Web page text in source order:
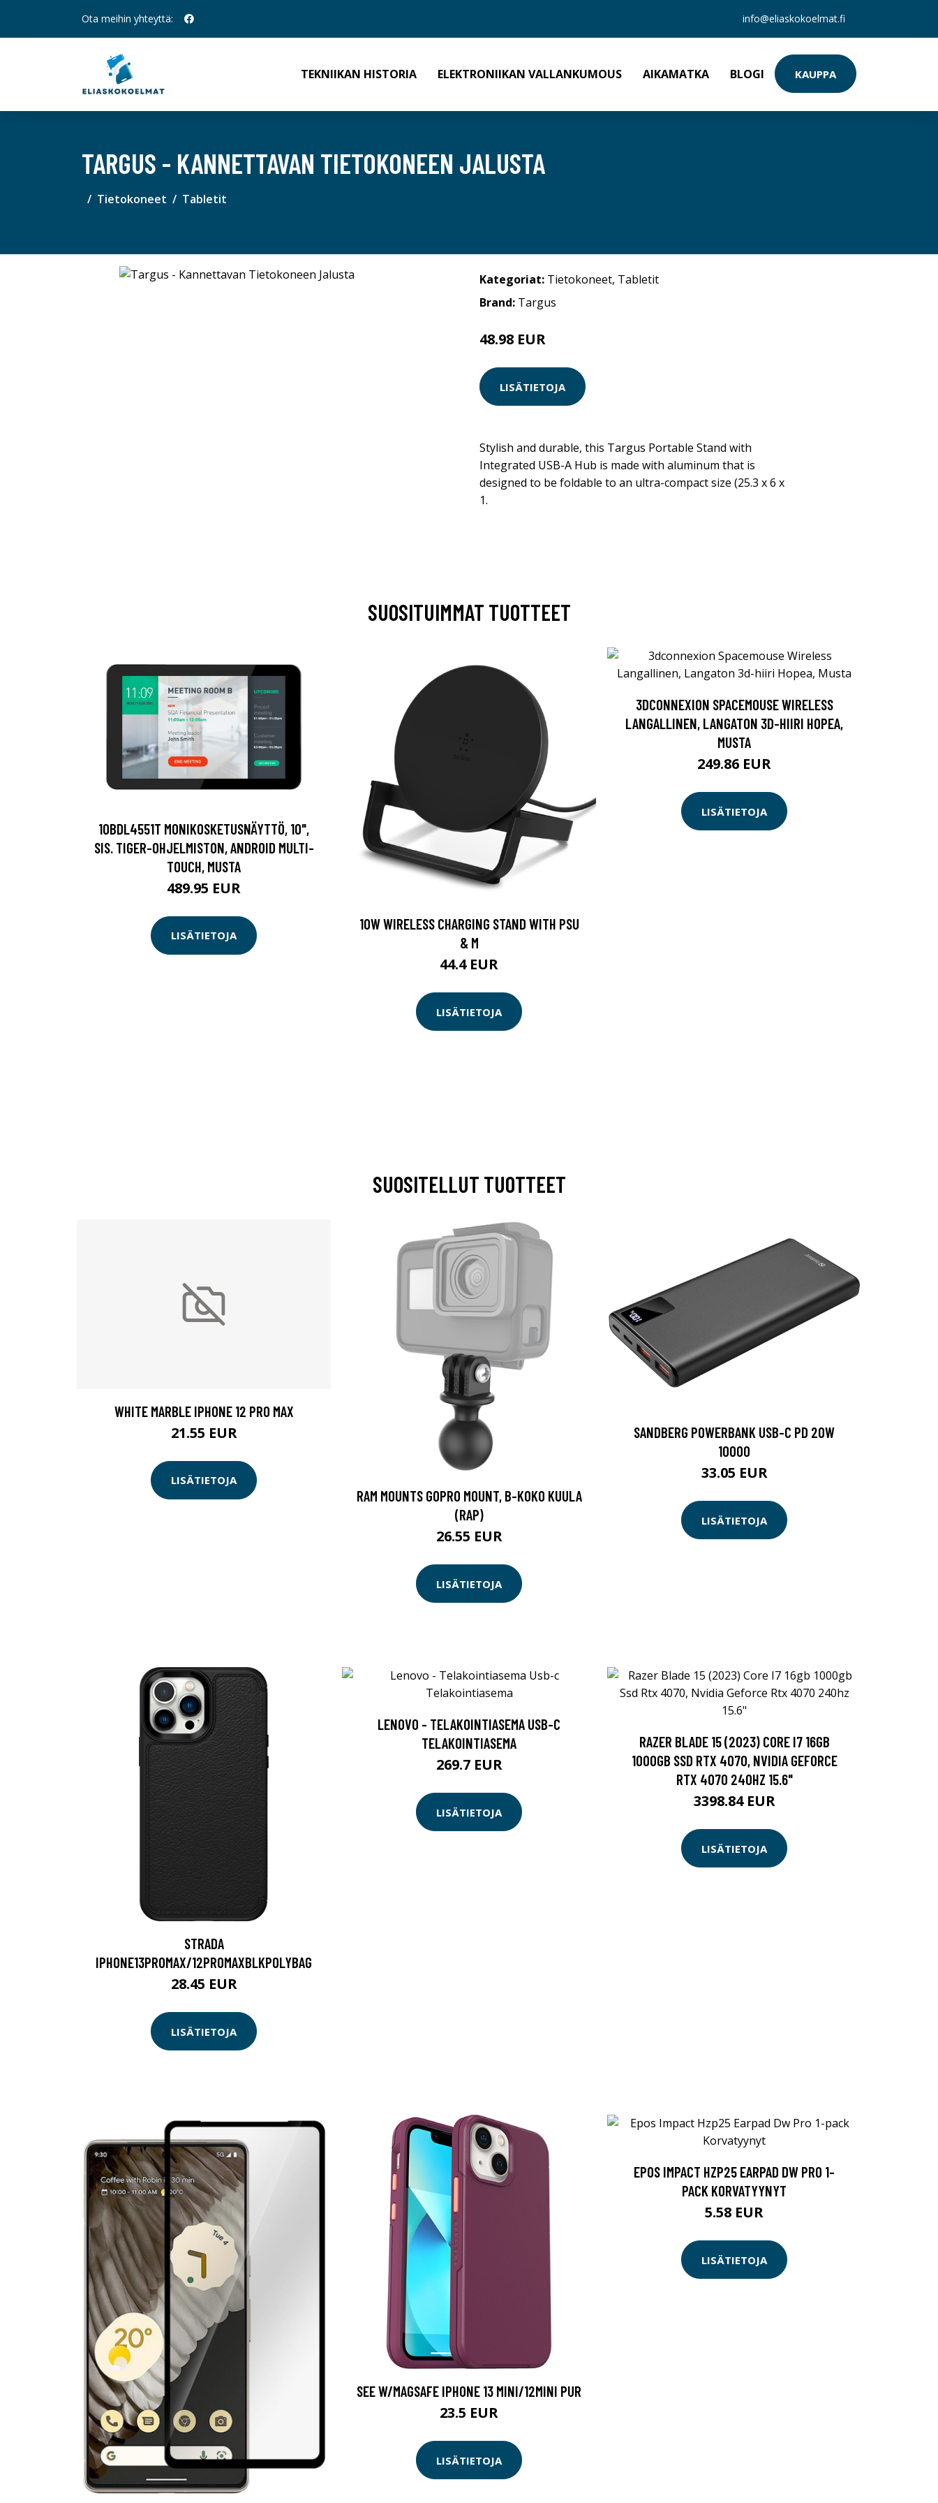
Ota meihin yhteyttä: info@eliaskokoelmat.fi
TEKNIIKAN HISTORIA ELEKTRONIIKAN VALLANKUMOUS AIKAMATKA BLOGI KAUPPA
TARGUS - KANNETTAVAN TIETOKONEEN JALUSTA
Tietokoneet Tabletit
Kategoriat: Tietokoneet, Tabletit
Brand: Targus
48.98 EUR
LISÄTIETOJA
Stylish and durable, this Targus Portable Stand with
Integrated USB-A Hub is made with aluminum that is
designed to be foldable to an ultra-compact size (25.3 x 6 x
1.
SUOSITUIMMAT TUOTTEET
10BDL4551T MONIKOSKETUSNÄYTTÖ, 10",
SIS. TIGER-OHJELMISTON, ANDROID MULTI-
TOUCH, MUSTA
489.95 EUR
LISÄTIETOJA
10W WIRELESS CHARGING STAND WITH PSU
& M
44.4 EUR
LISÄTIETOJA
3DCONNEXION SPACEMOUSE WIRELESS
LANGALLINEN, LANGATON 3D-HIIRI HOPEA,
MUSTA
249.86 EUR
LISÄTIETOJA
SUOSITELLUT TUOTTEET
WHITE MARBLE IPHONE 12 PRO MAX
21.55 EUR
LISÄTIETOJA
RAM MOUNTS GOPRO MOUNT, B-KOKO KUULA
(RAP)
26.55 EUR
LISÄTIETOJA
SANDBERG POWERBANK USB-C PD 20W
10000
33.05 EUR
LISÄTIETOJA
STRADA
IPHONE13PROMAX/12PROMAXBLKPOLYBAG
28.45 EUR
LISÄTIETOJA
LENOVO - TELAKOINTIASEMA USB-C
TELAKOINTIASEMA
269.7 EUR
LISÄTIETOJA
RAZER BLADE 15 (2023) CORE I7 16GB
1000GB SSD RTX 4070, NVIDIA GEFORCE
RTX 4070 240HZ 15.6"
3398.84 EUR
LISÄTIETOJA
SEE W/MAGSAFE IPHONE 13 MINI/12MINI PUR
23.5 EUR
LISÄTIETOJA
EPOS IMPACT HZP25 EARPAD DW PRO 1-
PACK KORVATYYNYT
5.58 EUR
LISÄTIETOJA